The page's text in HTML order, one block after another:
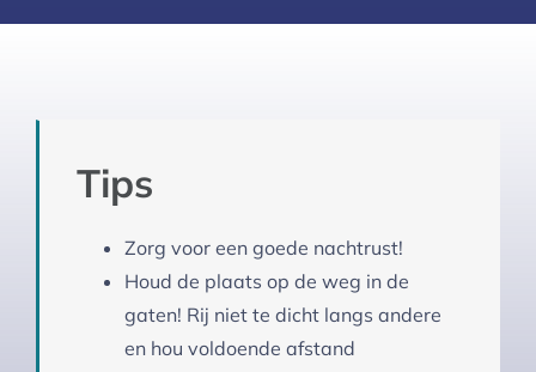
Tips
Zorg voor een goede nachtrust!
Houd de plaats op de weg in de
gaten! Rij niet te dicht langs andere
en hou voldoende afstand